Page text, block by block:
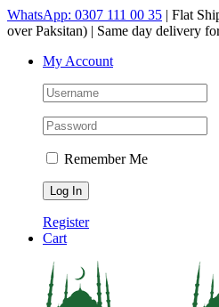
Skip
to
WhatsApp: 0307 111 00 35 | Flat
over Paksitan) | Same day delivery
My Account
Remember Me
Register
Cart